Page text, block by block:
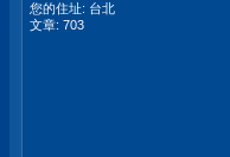
您的住址: 台北
文章: 703